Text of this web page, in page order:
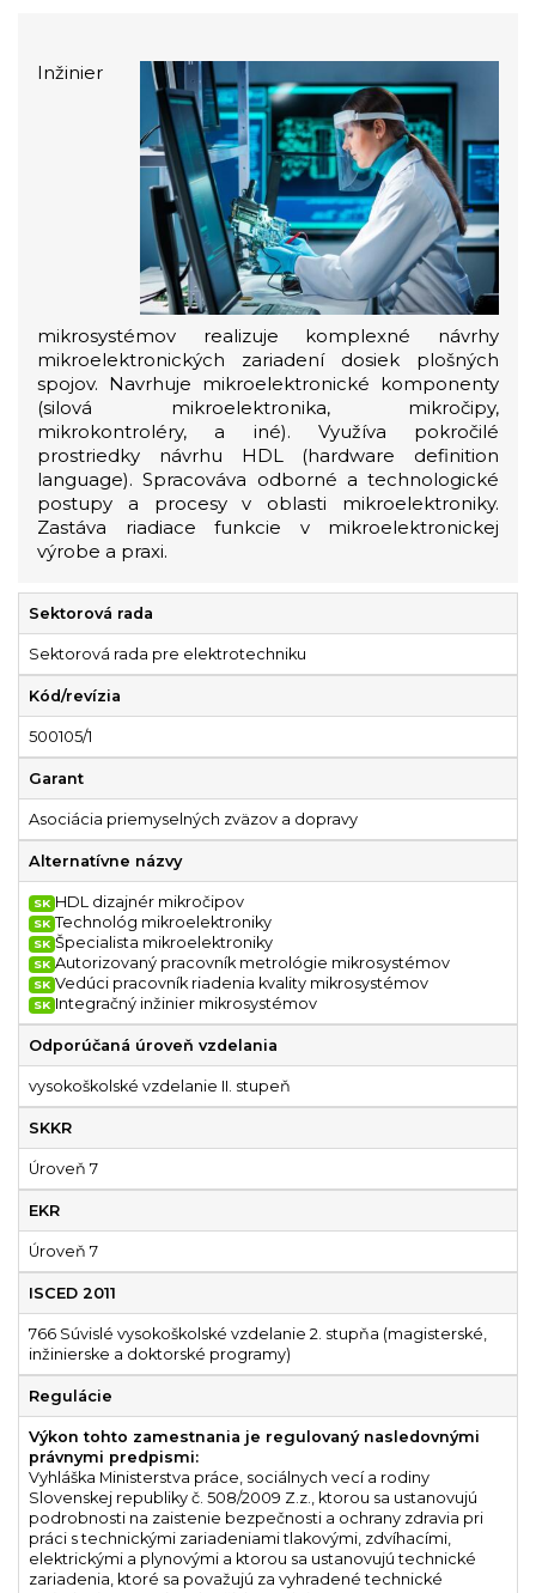
Inžinier
mikrosystémov realizuje komplexné návrhy
mikroelektronických zariadení dosiek plošných
spojov. Navrhuje mikroelektronické komponenty
(silová mikroelektronika, mikročipy,
mikrokontroléry, a iné). Využíva pokročilé
prostriedky návrhu HDL (hardware definition
language). Spracováva odborné a technologické
postupy a procesy v oblasti mikroelektroniky.
Zastáva riadiace funkcie v mikroelektronickej
výrobe a praxi.
Sektorová rada
Sektorová rada pre elektrotechniku
Kód/revízia
500105/1
Garant
Asociácia priemyselných zväzov a dopravy
Alternatívne názvy
SK HDL dizajnér mikročipov
SK Technológ mikroelektroniky
SK Špecialista mikroelektroniky
SK Autorizovaný pracovník metrológie mikrosystémov
SK Vedúci pracovník riadenia kvality mikrosystémov
SK Integračný inžinier mikrosystémov
Odporúčaná úroveň vzdelania
vysokoškolské vzdelanie II. stupeň
SKKR
Úroveň 7
EKR
Úroveň 7
ISCED 2011
766 Súvislé vysokoškolské vzdelanie 2. stupňa (magisterské,
inžinierske a doktorské programy)
Regulácie
Výkon tohto zamestnania je regulovaný nasledovnými
právnymi predpismi:
Vyhláška Ministerstva práce, sociálnych vecí a rodiny
Slovenskej republiky č. 508/2009 Z.z., ktorou sa ustanovujú
podrobnosti na zaistenie bezpečnosti a ochrany zdravia pri
práci s technickými zariadeniami tlakovými, zdvíhacími,
elektrickými a plynovými a ktorou sa ustanovujú technické
zariadenia, ktoré sa považujú za vyhradené technické